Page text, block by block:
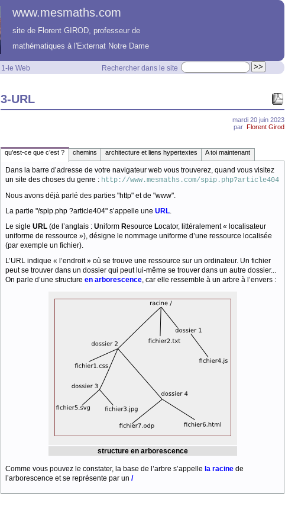
www.mesmaths.com
site de Florent GIROD, professeur de
mathématiques à l'Externat Notre Dame
Rechercher dans le site
1-le Web
3-URL
mardi 20 juin 2023
par Florent Girod
qu’est-ce que c’est ? chemins architecture et liens hypertextes A toi maintenant
Dans la barre d’adresse de votre navigateur web vous trouverez, quand vous visitez
un site des choses du genre : http://www.mesmaths.com/spip.php?article404
Nous avons déjà parlé des parties "http" et de "www".
La partie "/spip.php ?article404" s’appelle uneURL.
Le sigleURL (de l’anglais :Uniform Resource Locator, littéralement « localisateur
uniforme de ressource »), désigne le nommage uniforme d’une ressource localisée
(par exemple un fichier).
L’URL indique « l’endroit » où se trouve une ressource sur un ordinateur. Un fichier
peut se trouver dans un dossier qui peut lui-même se trouver dans un autre dossier...
On parle d’une structureen arborescence, car elle ressemble à un arbre à l’envers :
structure en arborescence
Comme vous pouvez le constater, la base de l’arbre s’appelle la racine de
l’arborescence et se représente par un/